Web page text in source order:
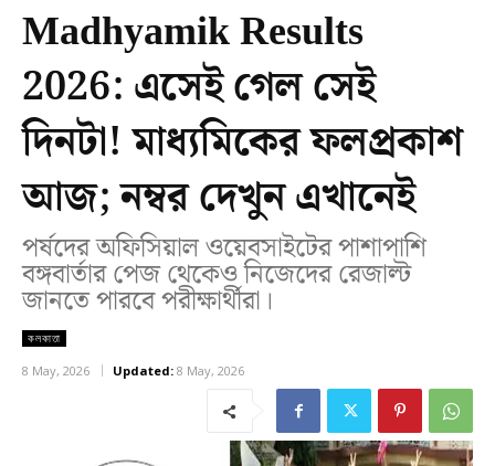
Madhyamik Results
2026: এসেই গেল সেই
দিনটা! মাধ্যমিকের ফলপ্রকাশ
আজ; নম্বর দেখুন এখানেই
পর্ষদের অফিসিয়াল ওয়েবসাইটের পাশাপাশি
বঙ্গবার্তার পেজ থেকেও নিজেদের রেজাল্ট
জানতে পারবে পরীক্ষার্থীরা।
কলকাতা
8 May, 2026 Updated: 8 May, 2026